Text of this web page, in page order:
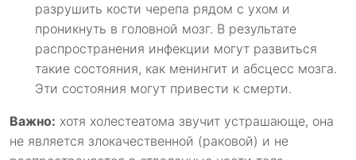
разрушить кости черепа рядом с ухом и
проникнуть в головной мозг. В результате
распространения инфекции могут развиться
такие состояния, как менингит и абсцесс мозга.
Эти состояния могут привести к смерти.
Важно: хотя холестеатома звучит устрашающе, она
не является злокачественной (раковой) и не